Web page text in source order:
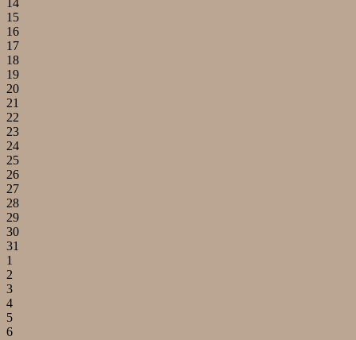
14
15
16
17
18
19
20
21
22
23
24
25
26
27
28
29
30
31
1
2
3
4
5
6